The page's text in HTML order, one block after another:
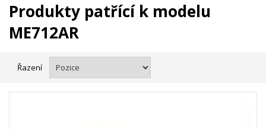
Produkty patřící k modelu
ME712AR
Řazení